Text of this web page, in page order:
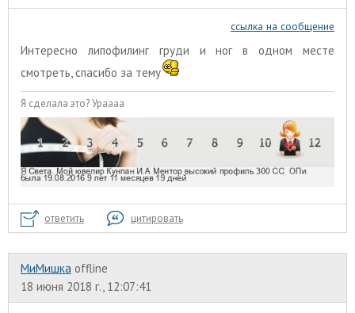
ссылка на сообщение
Интересно липофилинг груди и ног в одном месте
смотреть, спасибо за тему
Я сделала это? Ураааа
ответить цитировать
МиМишка offline
18 июня 2018 г., 12:07:41